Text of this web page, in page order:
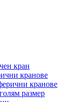
кран
кранове
кранове
размер